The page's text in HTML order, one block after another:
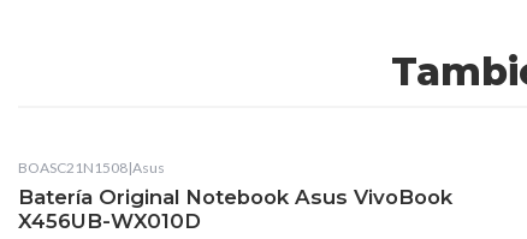
BOASC21N1508|Asus
Batería Original Notebook Asus VivoBook
X456UB-WX010D